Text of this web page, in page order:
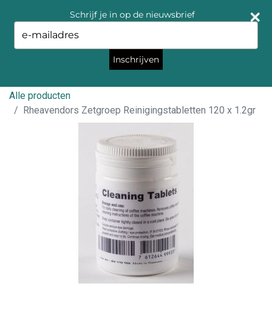
Alle producten
Rheavendors Zetgroep Reinigingstabletten 120 x 1.2gr
Schrijf je in op de nieuwsbrief
your
email
Inschrijven